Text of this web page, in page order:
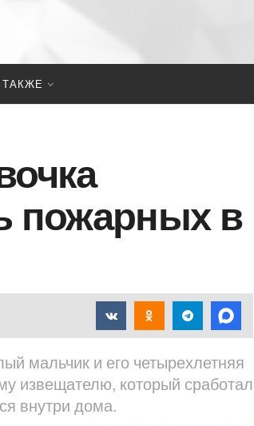
пожарных в
мальчик и его четырехлетняя
извещателю, который сработал
внутри дома.